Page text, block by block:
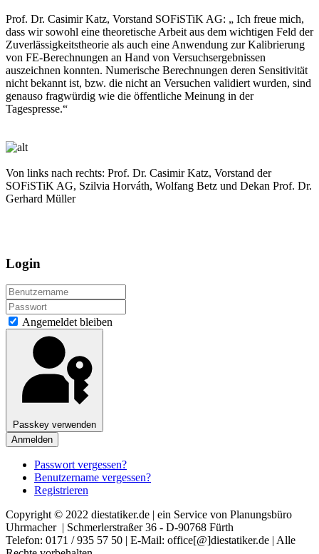
Prof. Dr. Casimir Katz, Vorstand SOFiSTiK AG: „ Ich freue mich,
dass wir sowohl eine theoretische Arbeit aus dem wichtigen Feld der
Zuverlässigkeitstheorie als auch eine Anwendung zur Kalibrierung
von FE-Berechnungen an Hand von Versuchsergebnissen
auszeichnen konnten. Numerische Berechnungen deren Sensitivität
nicht bekannt ist, bzw. die nicht an Versuchen validiert wurden, sind
genauso fragwürdig wie die öffentliche Meinung in der
Tagespresse.“
Von links nach rechts: Prof. Dr. Casimir Katz, Vorstand der
SOFiSTiK AG, Szilvia Horváth, Wolfang Betz und Dekan Prof. Dr.
Gerhard Müller
Login
Angemeldet bleiben
Passkey verwenden
Anmelden
Passwort vergessen?
Benutzername vergessen?
Registrieren
Copyright © 2022 diestatiker.de | ein Service von Planungsbüro
Uhrmacher | Schmerlerstraßer 36 - D-90768 Fürth
Telefon: 0171 / 935 57 50 | E-Mail: office[@]diestatiker.de | Alle